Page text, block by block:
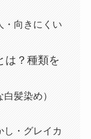
・向きにくい
は？種類を
髪染め）
し・グレイカ